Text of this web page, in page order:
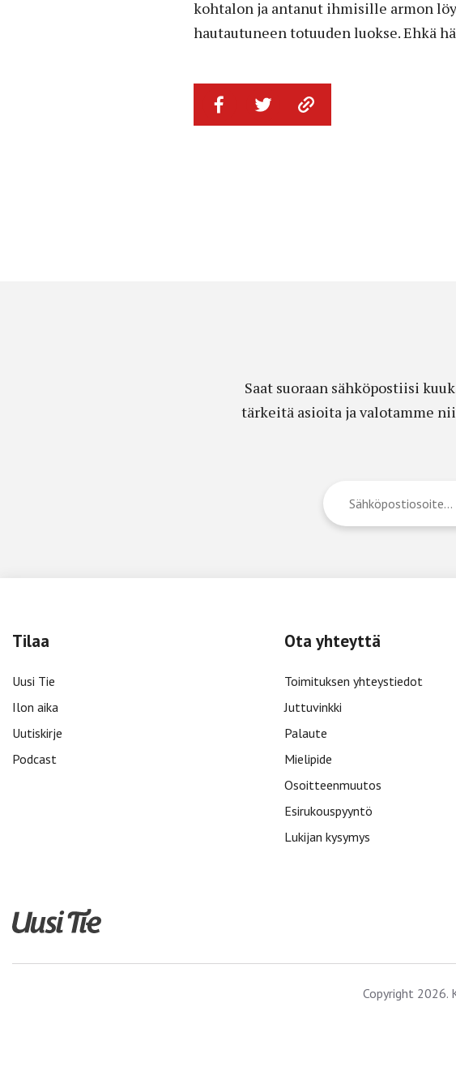
kohtalon ja antanut ihmisille armon
hautautuneen totuuden luokse. Ehkä
Saat suoraan sähköpostiisi
tärkeitä asioita ja valotamme
Tilaa
Uusi Tie
Ilon aika
Uutiskirje
Podcast
Ota yhteyttä
Toimituksen yhteystiedot
Juttuvinkki
Palaute
Mielipide
Osoitteenmuutos
Esirukouspyyntö
Lukijan kysymys
Copyright 2026.